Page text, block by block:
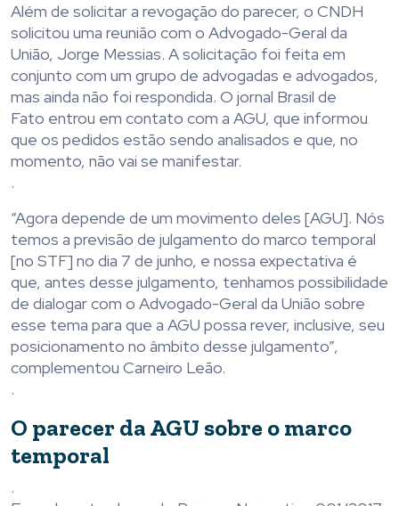
Além de solicitar a revogação do parecer, o CNDH
solicitou uma reunião com o Advogado-Geral da
União, Jorge Messias. A solicitação foi feita em
conjunto com um grupo de advogadas e advogados,
mas ainda não foi respondida. O jornal Brasil de
Fato entrou em contato com a AGU, que informou
que os pedidos estão sendo analisados e que, no
momento, não vai se manifestar.
.
“Agora depende de um movimento deles [AGU]. Nós
temos a previsão de julgamento do marco temporal
[no STF] no dia 7 de junho, e nossa expectativa é
que, antes desse julgamento, tenhamos possibilidade
de dialogar com o Advogado-Geral da União sobre
esse tema para que a AGU possa rever, inclusive, seu
posicionamento no âmbito desse julgamento”,
complementou Carneiro Leão.
.
O parecer da AGU sobre o marco
temporal
.